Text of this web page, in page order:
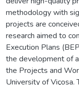
methodology with
projects are
research aimed to
Execution Plans
the development of
the Projects and
University of Viçosa.